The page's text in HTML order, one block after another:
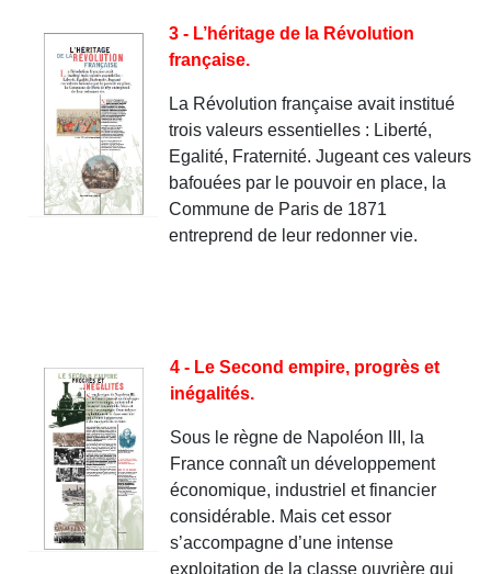
3 - L’héritage de la Révolution
française.
La Révolution française avait institué
trois valeurs essentielles : Liberté,
Egalité, Fraternité. Jugeant ces valeurs
bafouées par le pouvoir en place, la
Commune de Paris de 1871
entreprend de leur redonner vie.
4 - Le Second empire, progrès et
inégalités.
Sous le règne de Napoléon III, la
France connaît un développement
économique, industriel et financier
considérable. Mais cet essor
s’accompagne d’une intense
exploitation de la classe ouvrière qui